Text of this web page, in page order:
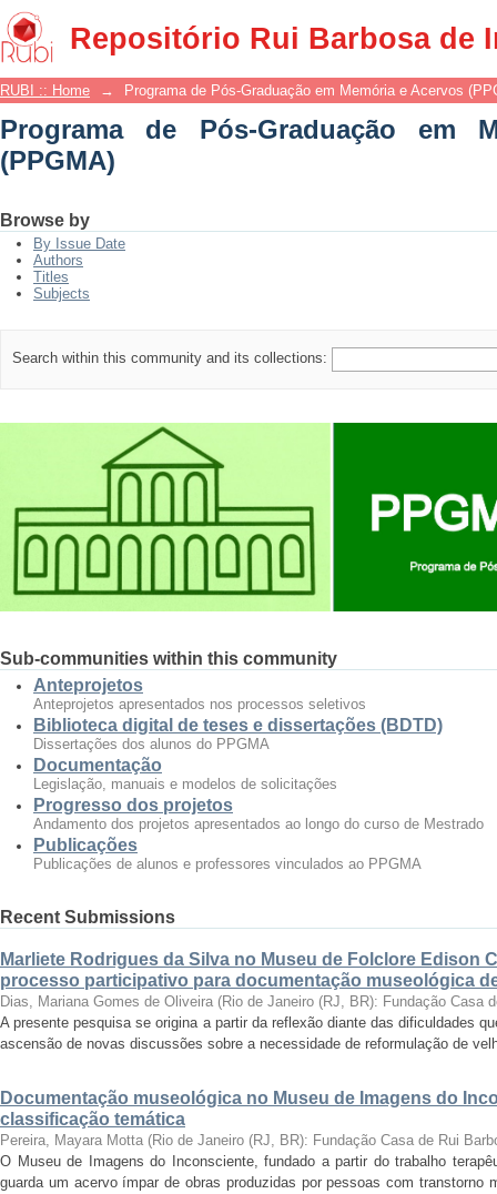
Repositório Rui Barbosa de
Programa de Pós-Graduação em
RUBI :: Home → Programa de Pós-Graduação em Memória e Acervos
Programa de Pós-Graduação em
(PPGMA)
Browse by
By Issue Date
Authors
Titles
Subjects
Search within this community and its collections:
Sub-communities within this community
Anteprojetos
Anteprojetos apresentados nos processos seletivos
Biblioteca digital de teses e dissertações (BDTD)
Dissertações dos alunos do PPGMA
Documentação
Legislação, manuais e modelos de solicitações
Progresso dos projetos
Andamento dos projetos apresentados ao longo do curso de Mestrado
Publicações
Publicações de alunos e professores vinculados ao PPGMA
Recent Submissions
Marliete Rodrigues da Silva no Museu de Folclore Edison
processo participativo para documentação museológica
Dias, Mariana Gomes de Oliveira (Rio de Janeiro (RJ, BR): Fundação Casa
A presente pesquisa se origina a partir da reflexão diante das dificuldades
ascensão de novas discussões sobre a necessidade de reformulação de
Documentação museológica no Museu de Imagens do
classificação temática
Pereira, Mayara Motta (Rio de Janeiro (RJ, BR): Fundação Casa de Rui
O Museu de Imagens do Inconsciente, fundado a partir do trabalho
guarda um acervo ímpar de obras produzidas por pessoas com transtorno